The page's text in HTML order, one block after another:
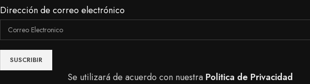
Dirección de correo electrónico
Se utilizará de acuerdo con nuestra Politica de Privacidad
SOLD
OUT
SOLD